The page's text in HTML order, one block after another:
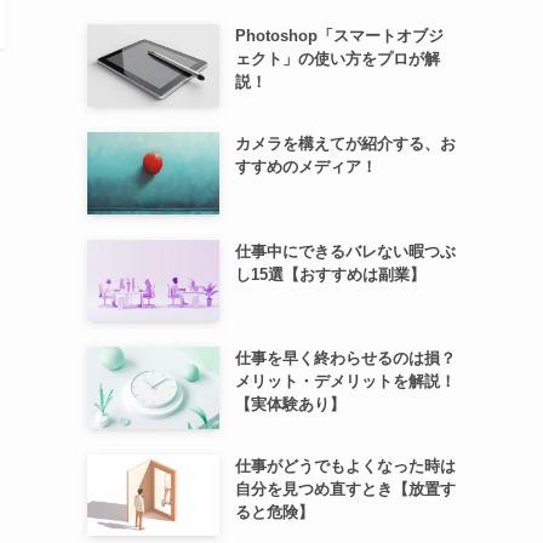
Photoshop「スマートオブジ
ェクト」の使い方をプロが解
説！
カメラを構えてが紹介する、お
すすめのメディア！
仕事中にできるバレない暇つぶ
し15選【おすすめは副業】
仕事を早く終わらせるのは損？
メリット・デメリットを解説！
【実体験あり】
仕事がどうでもよくなった時は
自分を見つめ直すとき【放置す
ると危険】